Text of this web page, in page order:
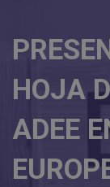
HOJA
ADEE